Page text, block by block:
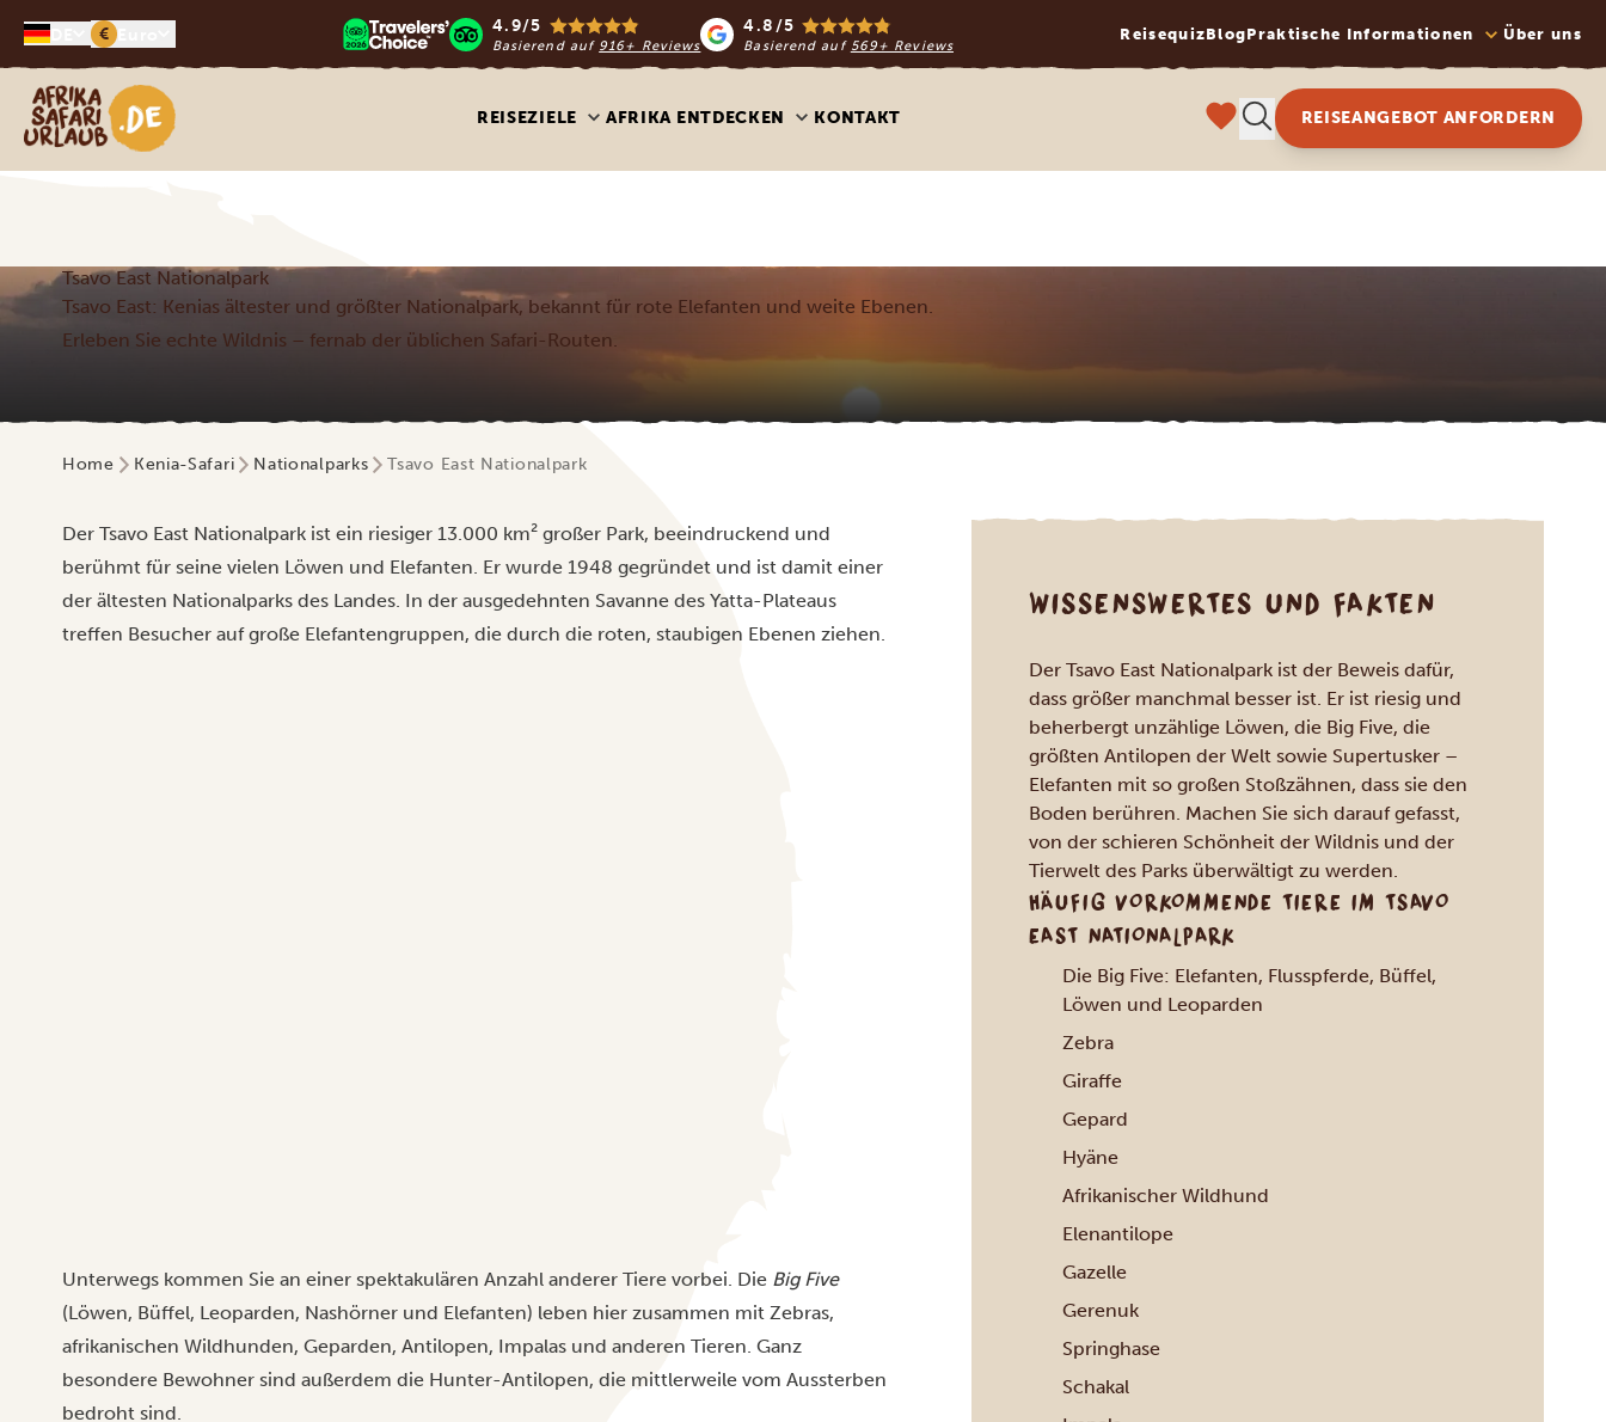
€ 4.9/5
Basierend auf 916+ Reviews
4.8/5
Basierend auf 569+ Reviews
ReisequizBlogPraktische Informationen Über uns
Afrika Safari Urlaub
REISEZIELE AFRIKA ENTDECKEN KONTAKT REISEANGEBOT ANFORDERN
Tsavo East Nationalpark
Tsavo East: Kenias ältester und größter Nationalpark, bekannt für rote Elefanten und weite Ebenen.
Erleben Sie echte Wildnis – fernab der üblichen Safari-Routen.
Home Kenia-Safari Nationalparks Tsavo East Nationalpark
Der Tsavo East Nationalpark ist ein riesiger 13.000 km² großer Park, beeindruckend und
berühmt für seine vielen Löwen und Elefanten. Er wurde 1948 gegründet und ist damit einer
der ältesten Nationalparks des Landes. In der ausgedehnten Savanne des Yatta-Plateaus
treffen Besucher auf große Elefantengruppen, die durch die roten, staubigen Ebenen ziehen.
Unterwegs kommen Sie an einer spektakulären Anzahl anderer Tiere vorbei. Die Big Five
(Löwen, Büffel, Leoparden, Nashörner und Elefanten) leben hier zusammen mit Zebras,
afrikanischen Wildhunden, Geparden, Antilopen, Impalas und anderen Tieren. Ganz
besondere Bewohner sind außerdem die Hunter-Antilopen, die mittlerweile vom Aussterben
bedroht sind.
WISSENSWERTES UND FAKTEN
Der Tsavo East Nationalpark ist der Beweis dafür,
dass größer manchmal besser ist. Er ist riesig und
beherbergt unzählige Löwen, die Big Five, die
größten Antilopen der Welt sowie Supertusker –
Elefanten mit so großen Stoßzähnen, dass sie den
Boden berühren. Machen Sie sich darauf gefasst,
von der schieren Schönheit der Wildnis und der
Tierwelt des Parks überwältigt zu werden.
HÄUFIG VORKOMMENDE TIERE IM TSAVO
EAST NATIONALPARK
Die Big Five: Elefanten, Flusspferde, Büffel,
Löwen und Leoparden
Zebra
Giraffe
Gepard
Hyäne
Afrikanischer Wildhund
Elenantilope
Gazelle
Gerenuk
Springhase
Schakal